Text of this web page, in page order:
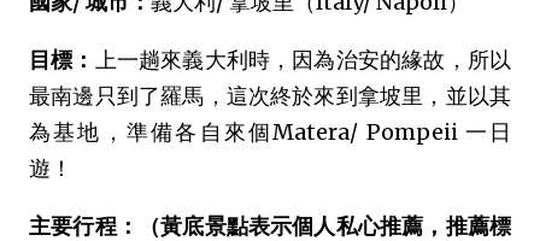
目標： 上一趟來義大利時，因為治安的緣故，所以
最南邊只到了羅馬，這次終於來到拿坡里，並以其
為基地，準備各自來個Matera/ Pompeii 一日
遊！
主要行程：（黃底景點表示個人私心推薦，推薦標